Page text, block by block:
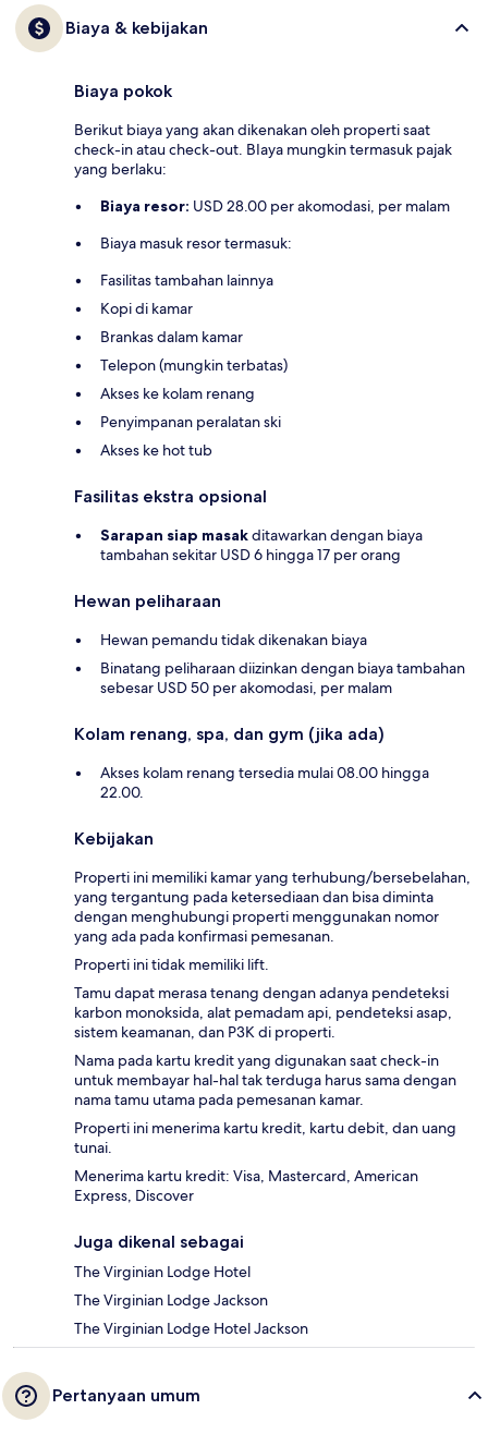
Biaya & kebijakan
Biaya pokok
Berikut biaya yang akan dikenakan oleh properti saat
check-in atau check-out. BIaya mungkin termasuk pajak
yang berlaku:
Biaya resor: USD 28.00 per akomodasi, per malam
Biaya masuk resor termasuk:
Fasilitas tambahan lainnya
Kopi di kamar
Brankas dalam kamar
Telepon (mungkin terbatas)
Akses ke kolam renang
Penyimpanan peralatan ski
Akses ke hot tub
Fasilitas ekstra opsional
Sarapan siap masakditawarkan dengan biaya
tambahan sekitar USD 6 hingga 17 per orang
Hewan peliharaan
Hewan pemandu tidak dikenakan biaya
Binatang peliharaan diizinkan dengan biaya tambahan
sebesar USD 50 per akomodasi, per malam
Kolam renang, spa, dan gym (jika ada)
Akses kolam renang tersedia mulai 08.00 hingga
22.00.
Kebijakan
Properti ini memiliki kamar yang terhubung/bersebelahan,
yang tergantung pada ketersediaan dan bisa diminta
dengan menghubungi properti menggunakan nomor
yang ada pada konfirmasi pemesanan.
Properti ini tidak memiliki lift.
Tamu dapat merasa tenang dengan adanya pendeteksi
karbon monoksida, alat pemadam api, pendeteksi asap,
sistem keamanan, dan P3K di properti.
Nama pada kartu kredit yang digunakan saat check-in
untuk membayar hal-hal tak terduga harus sama dengan
nama tamu utama pada pemesanan kamar.
Properti ini menerima kartu kredit, kartu debit, dan uang
tunai.
Menerima kartu kredit: Visa, Mastercard, American
Express, Discover
Juga dikenal sebagai
The Virginian Lodge Hotel
The Virginian Lodge Jackson
The Virginian Lodge Hotel Jackson
Pertanyaan umum